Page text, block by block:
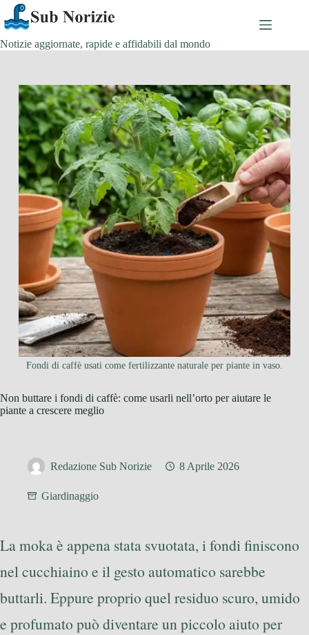
Salta
al
contenuto
Notizie aggiornate, rapide e affidabili dal mondo
Fondi di caffè usati come fertilizzante naturale per piante in vaso.
Non buttare i fondi di caffè: come usarli nell’orto per aiutare le
piante a crescere meglio
Redazione Sub Norizie 8 Aprile 2026
Giardinaggio
La moka è appena stata svuotata, i fondi finiscono
nel cucchiaino e il gesto automatico sarebbe
buttarli. Eppure proprio quel residuo scuro, umido
e profumato può diventare un piccolo aiuto per